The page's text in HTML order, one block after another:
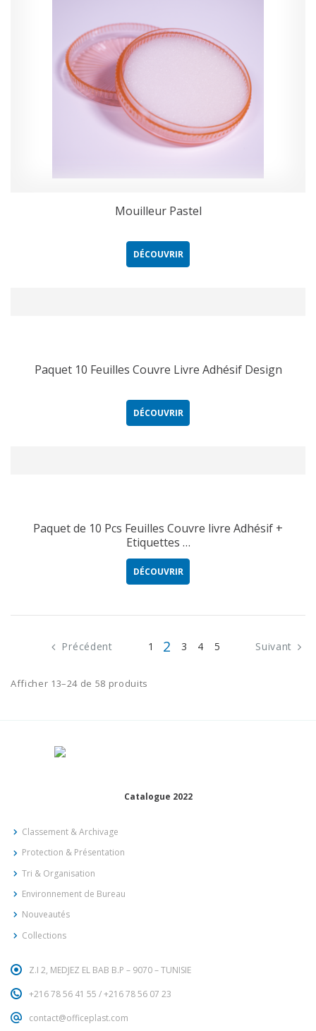
Mouilleur Pastel
DÉCOUVRIR
Paquet 10 Feuilles Couvre Livre Adhésif Design
DÉCOUVRIR
Paquet de 10 Pcs Feuilles Couvre livre Adhésif +
Etiquettes …
DÉCOUVRIR
Précédent 1 2 3 4 5 Suivant
Afficher 13–24 de 58 produits
Catalogue 2022
Classement & Archivage
Protection & Présentation
Tri & Organisation
Environnement de Bureau
Nouveautés
Collections
Z.I 2, MEDJEZ EL BAB B.P – 9070 – TUNISIE
+216 78 56 41 55 /+216 78 56 07 23
contact@officeplast.com